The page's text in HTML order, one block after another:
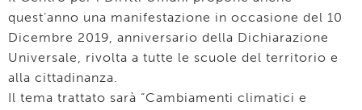
quest’anno una manifestazione in occasione del 10
Dicembre 2019, anniversario della Dichiarazione
Universale, rivolta a tutte le scuole del territorio e
alla cittadinanza.
Il tema trattato sarà “Cambiamenti climatici e